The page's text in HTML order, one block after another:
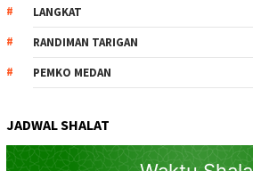
LANGKAT
RANDIMAN TARIGAN
PEMKO MEDAN
JADWAL SHALAT